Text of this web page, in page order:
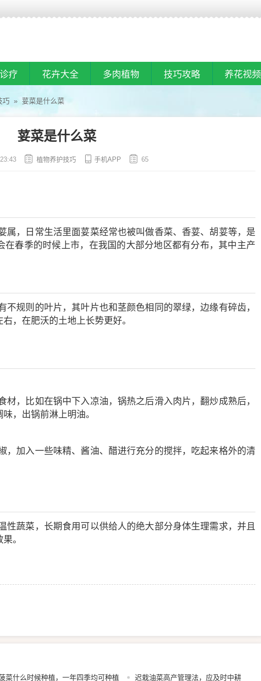
疗 花卉大全 多肉植物 技巧攻略 养花视频
巧 » 荽菜是什么菜
荽菜是什么菜
植物养护技巧 手机APP 65
属，日常生活里面荽菜经常也被叫做香菜、香荽、胡荽等，是
在春季的时候上市，在我国的大部分地区都有分布，其中主产
不规则的叶片，其叶片也和茎颜色相同的翠绿，边缘有碎齿，
，在肥沃的土地上长势更好。
材，比如在锅中下入凉油，锅热之后滑入肉片，翻炒成熟后，
，出锅前淋上明油。
，加入一些味精、酱油、醋进行充分的搅拌，吃起来格外的清
性蔬菜，长期食用可以供给人的绝大部分身体生理需求，并且
。
菜什么时候种植，一年四季均可种植 迟栽油菜高产管理法，应及时中耕